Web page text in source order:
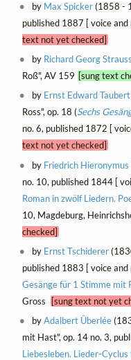
by Max Spicker(1858 -
published 1887 [ voice
text not yet checked]
by Richard Georg Strauss
Roß", AV 159 [sung text
by Ernst Edward Taubert
Ross", op. 18 (Sechs
no. 6, published 1872 [
text not yet checked]
by Friedrich Hieronymus
no. 10, published 1844 [
Roman in zwölf Liedern.
10, Magdeburg,
checked]
by Ernst Tschiderer
published 1883 [ voice and
Gesänge für 1 Stimme mit
Gross
[sung text not yet
byAdalbert Ûberlée
mit Hast", op. 14 no. 3,
Liebesleben. Lieder-